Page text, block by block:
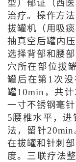
型）郁证（西
治疗。操作方
拔罐机（用吸
抽真空后罐内
选择背部和腰
穴所在部位拔
罐后在第1次
罐10min，共
一寸不锈钢毫
5腰椎水平，
法，留针
在拔罐和针刺
度。三联疗法